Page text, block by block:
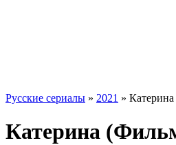
Русские сериалы » 2021 » Катерина
Катерина